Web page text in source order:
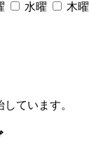
水曜 木曜
ています。